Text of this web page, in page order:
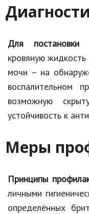
Для постановки
кровяную
мочи – на
воспалительном
возможную
устойчивость к
Меры
Принципы
личными
определённых